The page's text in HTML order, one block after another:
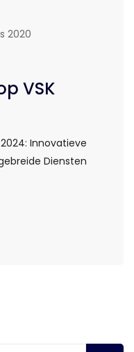
2020
VSK
2024: Innovatieve
Diensten